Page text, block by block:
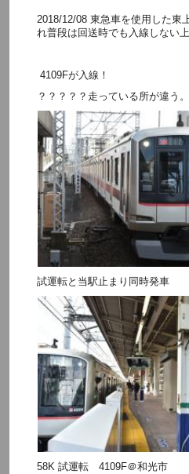
2018/12/08 東急車を使用した東
れ普段は回送時でも入線しない
4109Fが入線！
？？？？？走っている所が違う。
試運転と当駅止まり同時発車
58K 試運転 4109F＠和光市